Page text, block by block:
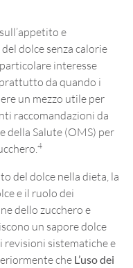
e
dolce senza calorie
interesse
da quando i
un mezzo utile per
raccomandazioni da
della Salute (OMS) per
4
del dolce nella dieta, la
e il ruolo dei
dello zucchero e
un sapore dolce
revisioni sistematiche e
che L’uso dei